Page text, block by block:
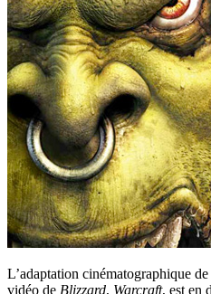
L’adaptation cinématographique
vidéo de Blizzard, Warcraft, est en